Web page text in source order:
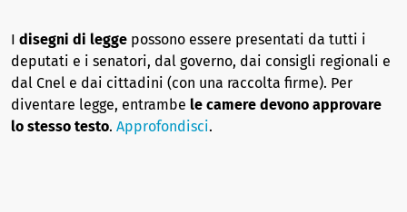
I disegni di legge possono essere presentati da tutti i
deputati e i senatori, dal governo, dai consigli regionali e
dal Cnel e dai cittadini (con una raccolta firme). Per
diventare legge, entrambe le camere devono approvare
lo stesso testo. Approfondisci.